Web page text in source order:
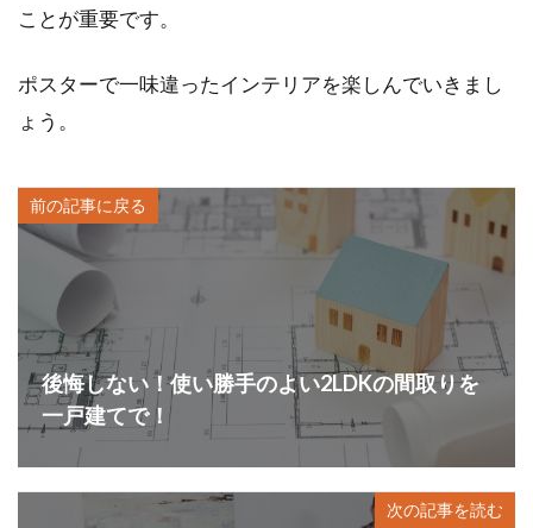
ことが重要です。
ポスターで一味違ったインテリアを楽しんでいきまし
ょう。
前の記事に戻る
後悔しない！使い勝手のよい2LDKの間取りを
一戸建てで！
次の記事を読む